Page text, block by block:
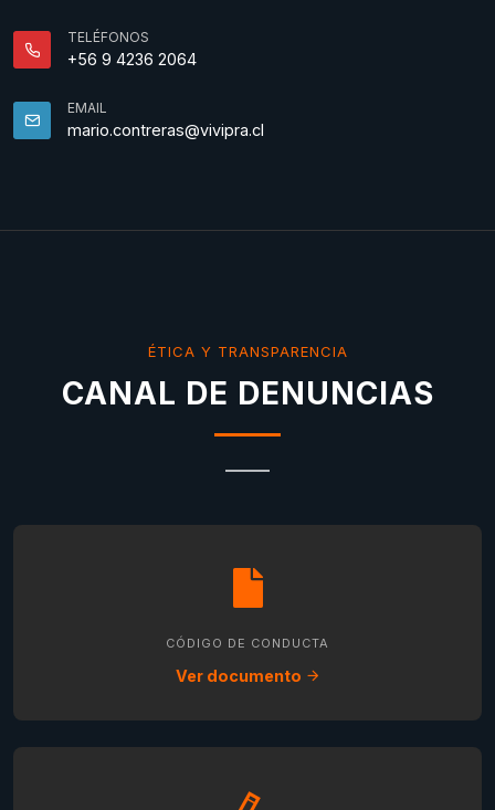
TELÉFONOS
+56 9 4236 2064
EMAIL
mario.contreras@vivipra.cl
ÉTICA Y TRANSPARENCIA
CANAL DE DENUNCIAS
CÓDIGO DE CONDUCTA
Ver documento